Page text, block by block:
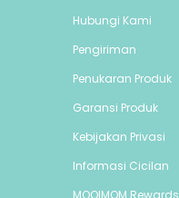
Hubungi Kami
Pengiriman
Penukaran Produk
Garansi Produk
Kebijakan Privasi
Informasi Cicilan